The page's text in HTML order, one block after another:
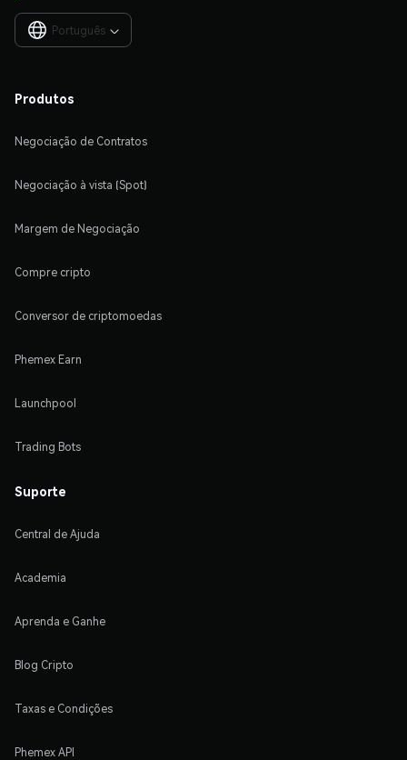
Português 
Produtos
Negociação de Contratos
Negociação à vista (Spot)
Margem de Negociação
Compre cripto
Conversor de criptomoedas
Phemex Earn
Launchpool
Trading Bots
Suporte
Central de Ajuda
Academia
Aprenda e Ganhe
Blog Cripto
Taxas e Condições
Phemex API